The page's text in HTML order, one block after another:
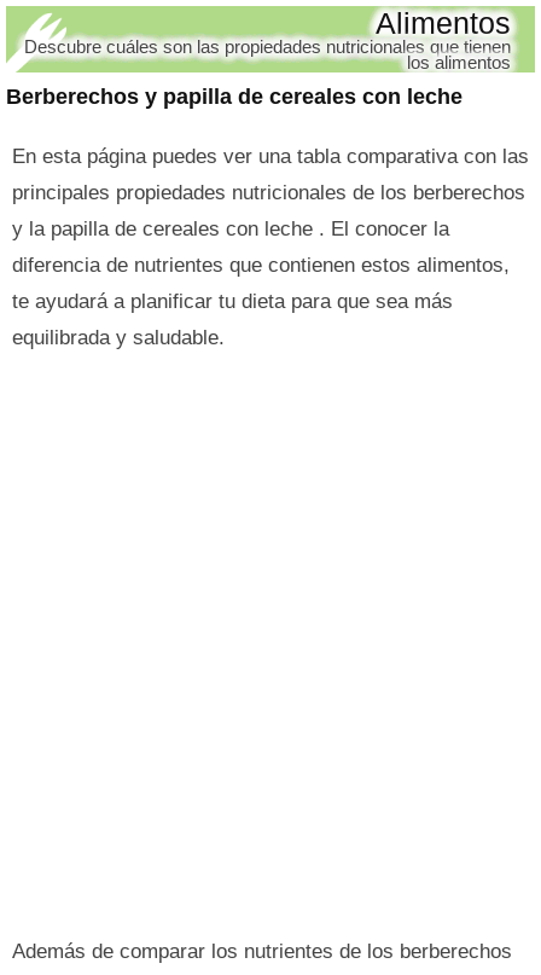
Berberechos y papilla de cereales con leche
Alimentos
Descubre cuáles son las propiedades nutricionales que tienen
los alimentos
En esta página puedes ver una tabla comparativa con las
principales propiedades nutricionales de los berberechos
y la papilla de cereales con leche . El conocer la
diferencia de nutrientes que contienen estos alimentos,
te ayudará a planificar tu dieta para que sea más
equilibrada y saludable.
Además de comparar los nutrientes de los berberechos